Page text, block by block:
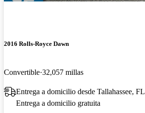
2016 Rolls-Royce Dawn
Convertible 32,057 millas
Entrega a domicilio desde Tallahassee, FL
Entrega a domicilio gratuita